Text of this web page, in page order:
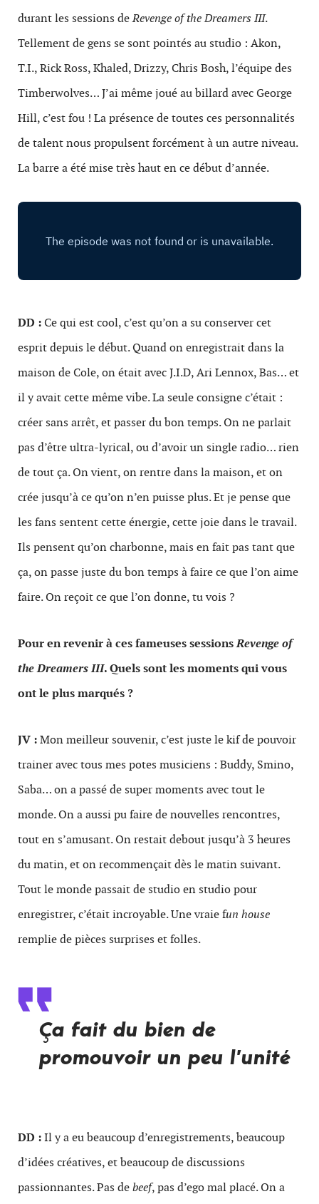
durant les sessions deRevenge of the Dreamers III.
Tellement de gens se sont pointés au studio : Akon,
T.I., Rick Ross, Khaled, Drizzy, Chris Bosh, l’équipe des
Timberwolves… J’ai même joué au billard avec George
Hill, c’est fou ! La présence de toutes ces personnalités
de talent nous propulsent forcément à un autre niveau.
La barre a été mise très haut en ce début d’année.
DD :Ce qui est cool, c’est qu’on a su conserver cet
esprit depuis le début. Quand on enregistrait dans la
maison de Cole, on était avec J.I.D, Ari Lennox, Bas… et
il y avait cette même vibe. La seule consigne c’était :
créer sans arrêt, et passer du bon temps. On ne parlait
pas d’être ultra-lyrical, ou d’avoir un single radio… rien
de tout ça. On vient, on rentre dans la maison, et on
crée jusqu’à ce qu’on n’en puisse plus. Et je pense que
les fans sentent cette énergie, cette joie dans le travail.
Ils pensent qu’on charbonne, mais en fait pas tant que
ça, on passe juste du bon temps à faire ce que l’on aime
faire. On reçoit ce que l’on donne, tu vois ?
Pour en revenir à ces fameuses sessionsRevenge of
the Dreamers III. Quels sont les moments qui vous
ont le plus marqués ?
JV :Mon meilleur souvenir, c’est juste le kif de pouvoir
trainer avec tous mes potes musiciens : Buddy, Smino,
Saba… on a passé de super moments avec tout le
monde. On a aussi pu faire de nouvelles rencontres,
tout en s’amusant. On restait debout jusqu’à 3 heures
du matin, et on recommençait dès le matin suivant.
Tout le monde passait de studio en studio pour
enregistrer, c’était incroyable. Une vraie fun house
remplie de pièces surprises et folles.
Ça fait du bien de
promouvoir un peu l’unité
DD :Il y a eu beaucoup d’enregistrements, beaucoup
d’idées créatives, et beaucoup de discussions
passionnantes. Pas debeef, pas d’ego mal placé. On a